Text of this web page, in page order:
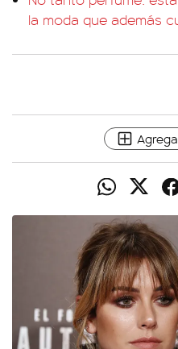
la moda que además